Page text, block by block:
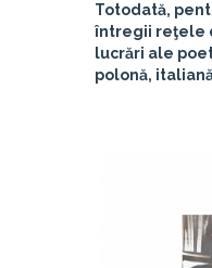
Totodată,
întregii reţele
lucrări ale
polonă,